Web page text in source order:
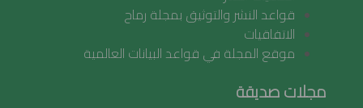
قواعد النشر والتوثيق بمجلة رماح
الاتفاقيات
موقع المجلة في قواعد البيانات العالمية
مجلات صديقة